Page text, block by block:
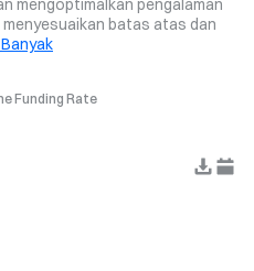
mengoptimalkan pengalaman
batas atas dan
Funding Rate